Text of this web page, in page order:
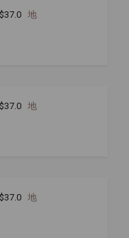
地
地
地